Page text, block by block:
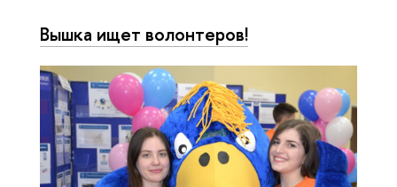
Вышка ищет волонтеров!